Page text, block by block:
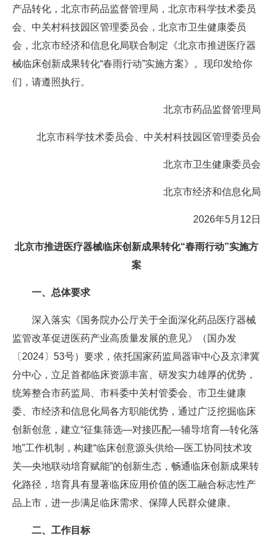
产品转化，北京市药品监督管理局，北京市科学技术委员
会、中关村科技园区管理委员会，北京市卫生健康委员
会，北京市经济和信息化局联合制定《北京市推进医疗器
械临床创新成果转化“春雨行动”实施方案》。现印发给你
们，请遵照执行。
北京市药品监督管理局
北京市科学技术委员会、中关村科技园区管理委员会
北京市卫生健康委员会
北京市经济和信息化局
2026年5月12日
北京市推进医疗器械临床创新成果转化“春雨行动”实施方
案
一、总体要求
深入落实《国务院办公厅关于全面深化药品医疗器械
监管改革促进医药产业高质量发展的意见》（国办发
〔2024〕53号）要求，依托国家药监局器审中心及京津冀
分中心，立足首都临床资源丰富、研发实力雄厚的优势，
统筹整合市药监局、市科委中关村管委会、市卫生健康
委、市经济和信息化局各方职能优势，通过广泛挖掘临床
创新创意，建立“征集筛选—对接匹配—辅导培育—转化落
地”工作机制，构建“临床创意源头供给—医工协同技术攻
关—央地联动培育赋能”的创新生态，畅通临床创新成果转
化路径，培育具有显著临床应用价值的医工融合标志性产
品上市，进一步满足临床需求、保障人民群众健康。
二、工作目标